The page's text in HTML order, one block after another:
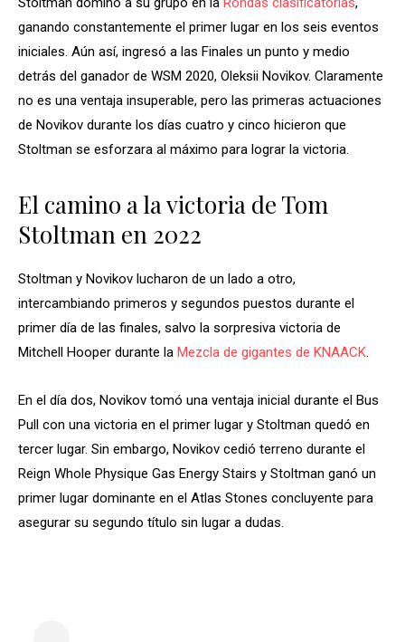
ganando constantemente el primer lugar en los seis eventos
iniciales. Aún así, ingresó a las Finales un punto y medio
detrás del ganador de WSM 2020, Oleksii Novikov. Claramente
no es una ventaja insuperable, pero las primeras actuaciones
de Novikov durante los días cuatro y cinco hicieron que
Stoltman se esforzara al máximo para lograr la victoria.
El camino a la victoria de Tom
Stoltman en 2022
Stoltman y Novikov lucharon de un lado a otro,
intercambiando primeros y segundos puestos durante el
primer día de las finales, salvo la sorpresiva victoria de
Mitchell Hooper durante la Mezcla de gigantes de KNAACK.
En el día dos, Novikov tomó una ventaja inicial durante el Bus
Pull con una victoria en el primer lugar y Stoltman quedó en
tercer lugar. Sin embargo, Novikov cedió terreno durante el
Reign Whole Physique Gas Energy Stairs y Stoltman ganó un
primer lugar dominante en el Atlas Stones concluyente para
asegurar su segundo título sin lugar a dudas.